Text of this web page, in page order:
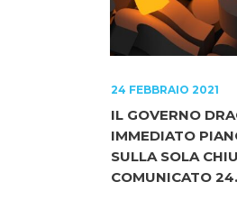
24 FEBBRAIO 2021
IL GOVERNO
IMMEDIATO
SULLA SOLA
COMUNICATO